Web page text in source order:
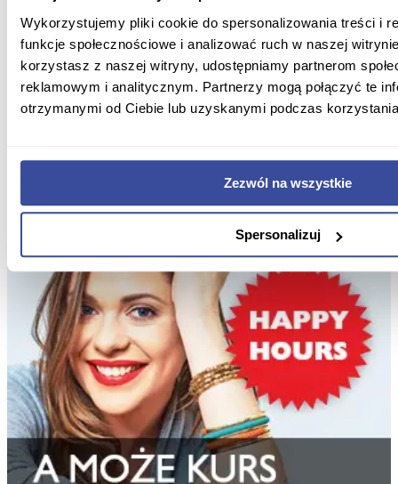
Wykorzystujemy pliki cookie do spersonalizowania treści i
funkcje społecznościowe i analizować ruch w naszej
korzystasz z naszej witryny, udostępniamy partnerom
reklamowym i analitycznym. Partnerzy mogą połączyć te
otrzymanymi od Ciebie lub uzyskanymi podczas
Zezwól na wszystkie
Spersonalizuj